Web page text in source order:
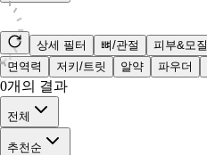
상세 필터 뼈/관절 피부&모질
면역력
저키/트릿 알약 파우더
0개의 결과
전체
추천순